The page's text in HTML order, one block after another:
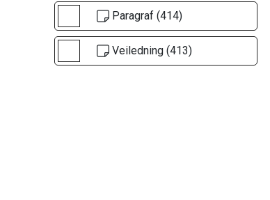
Paragraf (414)
Veiledning (413)